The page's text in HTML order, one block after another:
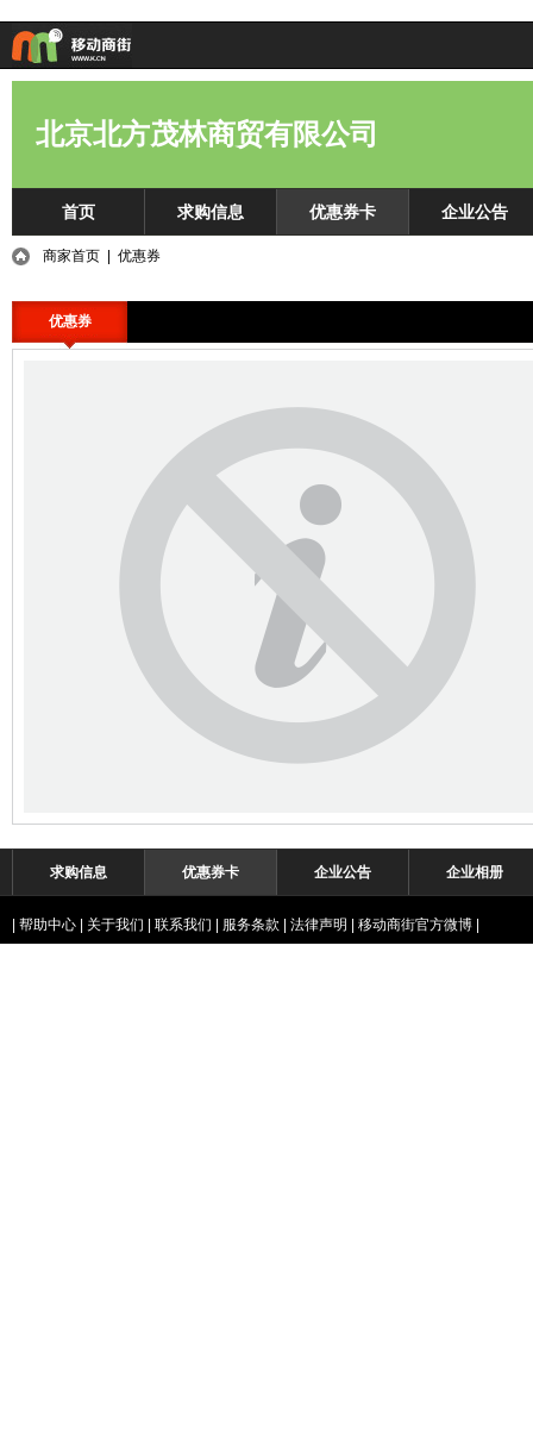
北京北方茂林商贸有限公司
首页 求购信息 优惠券卡 企业公告
商家首页 | 优惠券
优惠券
求购信息 优惠券卡 企业公告 企业相册
帮助中心 关于我们 联系我们 服务条款 法律声明 移动商街官方微博